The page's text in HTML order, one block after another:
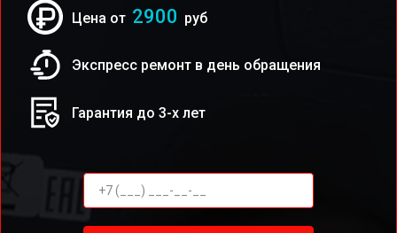
Цена от 2900 руб
Экспресс ремонт в день обращения
Гарантия до 3-х лет